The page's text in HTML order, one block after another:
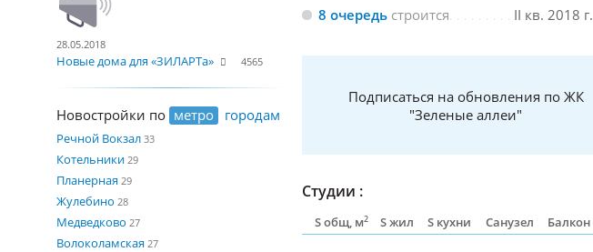
28.05.2018
Новые дома для «ЗИЛАРТа» 4565
Новостройки по метро городам
Речной Вокзал 33
Котельники 29
Планерная 29
Жулебино 28
Медведково 27
Волоколамская 27
II кв. 2018 г.
8 очередь строится
Подписаться на обновления по ЖК
"Зеленые аллеи"
Студии :
S общ, м2 S жил S кухни Санузел Балкон